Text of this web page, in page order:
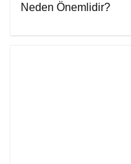
Neden Önemlidir?